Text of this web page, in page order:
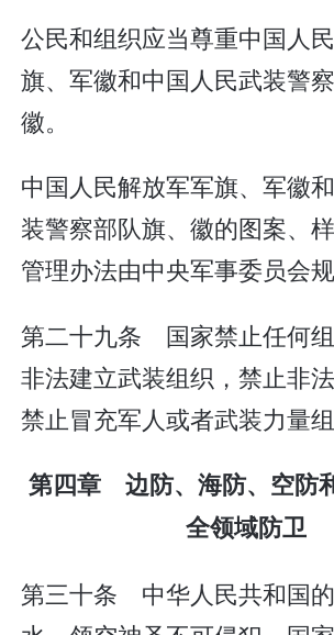
公民和组织应当尊重中国人
旗、军徽和中国人民武装警察
徽。
中国人民解放军军旗、军徽
装警察部队旗、徽的图案、
管理办法由中央军事委员会规
第二十九条 国家禁止任何
非法建立武装组织，禁止非
禁止冒充军人或者武装力量组
第四章 边防、海防、空防
全领域防卫
第三十条 中华人民共和国